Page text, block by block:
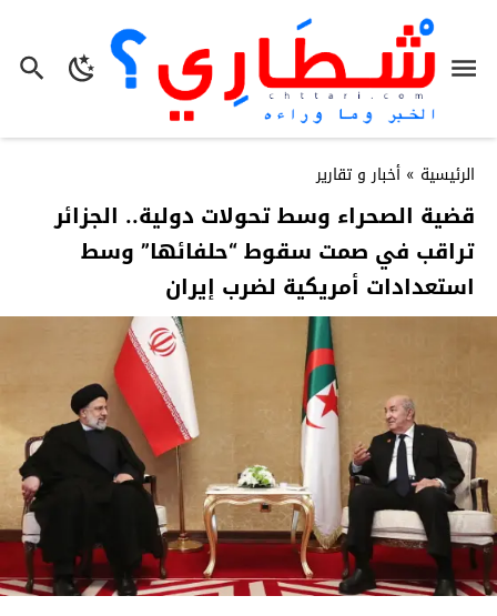
الرئيسية » أخبار و تقارير
قضية الصحراء وسط تحولات دولية.. الجزائر
تراقب في صمت سقوط “حلفائها” وسط
استعدادات أمريكية لضرب إيران